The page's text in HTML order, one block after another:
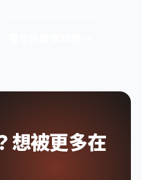
想被更多在